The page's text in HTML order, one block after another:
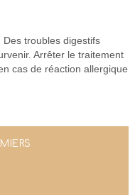
troubles digestifs
Arrêter le traitement
cas de réaction allergique